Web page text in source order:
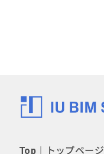
Top ︱トップページ